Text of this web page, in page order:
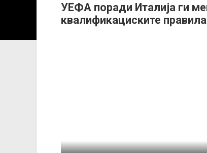
УЕФА поради Италија ги
квалификациските правила
За секоја форма на распространување,